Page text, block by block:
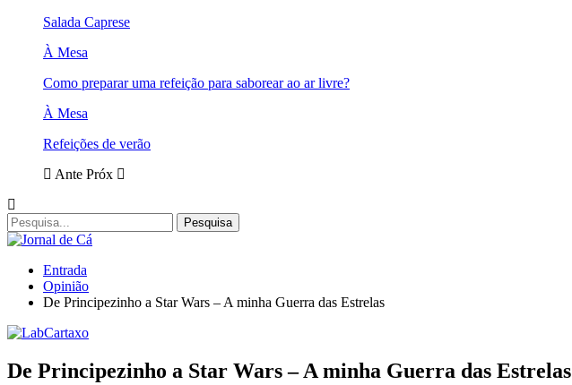
Salada Caprese
À Mesa
Como preparar uma refeição para saborear ao ar livre?
À Mesa
Refeições de verão
Ante Próx
Entrada
Opinião
De Principezinho a Star Wars – A minha Guerra das Estrelas
De Principezinho a Star Wars – A minha Guerra das Estrelas